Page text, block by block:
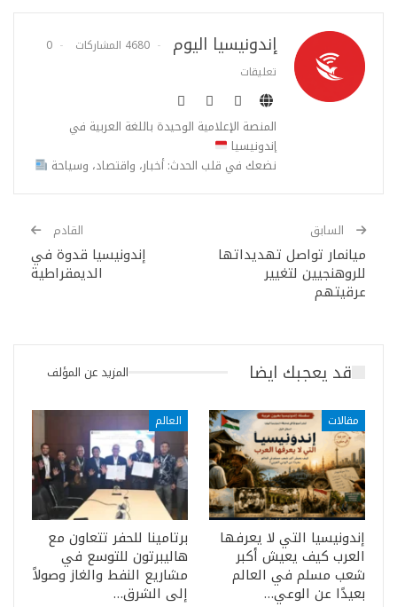
إندونيسيا اليوم 4680 المشاركات
0
تعليقات
المنصة الإعلامية الوحيدة باللغة العربية في
إندونيسيا
نضعك في قلب الحدث: أخبار، واقتصاد، وسياحة
السابق
ميانمار تواصل تهديداتها
للروهنجيين لتغيير
عرقيتهم
القادم
إندونيسيا قدوة في
الديمقراطية
قد يعجبك ايضا المزيد عن المؤلف
مقالات
إندونيسيا التي لا يعرفها
العرب كيف يعيش أكبر
شعب مسلم في العالم
بعيدًا عن الوعي…
العالم
برتامينا للحفر تتعاون مع
هاليبرتون للتوسع في
مشاريع النفط والغاز وصولاً
إلى الشرق…